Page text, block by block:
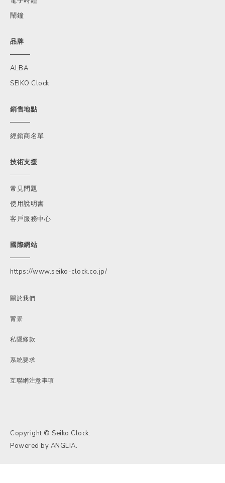
鬧鐘
品牌
ALBA
SEIKO Clock
銷售地點
經銷商名單
技術支援
常見問題
使用說明書
客戶服務中心
國際網站
https://www.seiko-clock.co.jp/
關於我們
背景
私隱條款
系統要求
互聯網注意事項
Copyright © Seiko Clock.
Powered by ANGLIA.